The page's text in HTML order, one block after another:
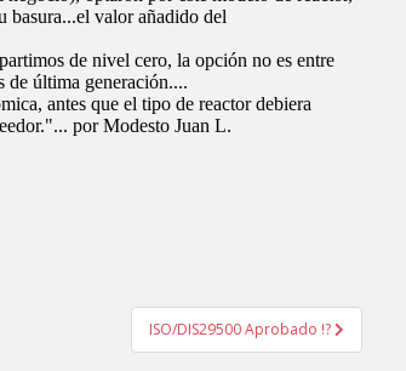
ISO/DIS29500 Aprobado !?